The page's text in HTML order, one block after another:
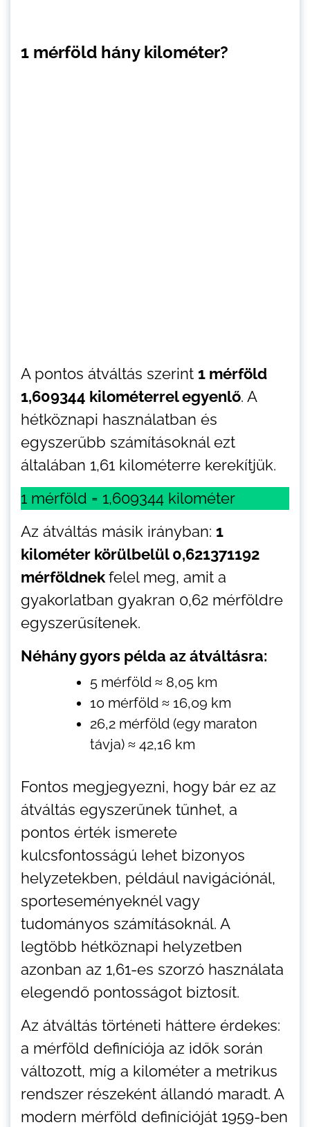
1 mérföld hány kilométer?
A pontos átváltás szerint 1 mérföld
1,609344 kilométerrel egyenlő. A
hétköznapi használatban és
egyszerűbb számításoknál ezt
általában 1,61 kilométerre kerekítjük.
1 mérföld = 1,609344 kilométer
Az átváltás másik irányban: 1
kilométer körülbelül 0,621371192
mérföldnekfelel meg, amit a
gyakorlatban gyakran 0,62 mérföldre
egyszerűsítenek.
Néhány gyors példa az átváltásra:
5 mérföld ≈ 8,05 km
10 mérföld ≈ 16,09 km
26,2 mérföld (egy maraton
távja) ≈ 42,16 km
Fontos megjegyezni, hogy bár ez az
átváltás egyszerűnek tűnhet, a
pontos érték ismerete
kulcsfontosságú lehet bizonyos
helyzetekben, például navigációnál,
sporteseményeknél vagy
tudományos számításoknál. A
legtöbb hétköznapi helyzetben
azonban az 1,61-es szorzó használata
elegendő pontosságot biztosít.
Az átváltás történeti háttere érdekes:
a mérföld definíciója az idők során
változott, míg a kilométer a metrikus
rendszer részeként állandó maradt. A
modern mérföld definícióját 1959-ben